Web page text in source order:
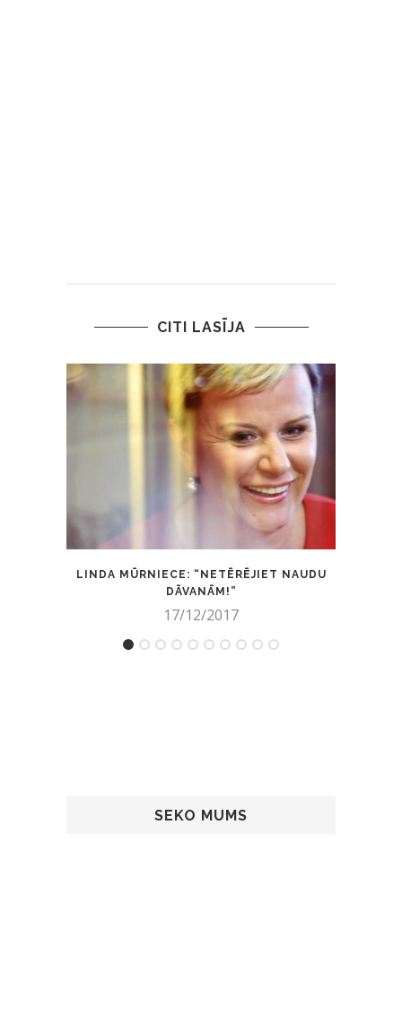
CITI LASĪJA
LINDA MŪRNIECE: “NETĒRĒJIET NAUDU
DĀVANĀM!”
17/12/2017
SEKO MUMS